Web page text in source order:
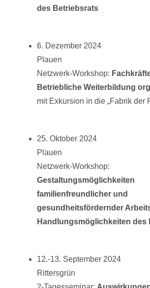
des Betriebsrats
6. Dezember 2024
Plauen
Netzwerk-Workshop:
Betriebliche Weiterbildung
mit Exkursion in die „Fabrik der
25. Oktober 2024
Plauen
Netzwerk-Workshop:
Gestaltungsmöglichkeiten
familienfreundlicher und
gesundheitsfördernder
Handlungsmöglichkeiten des
12.-13. September 2024
Rittersgrün